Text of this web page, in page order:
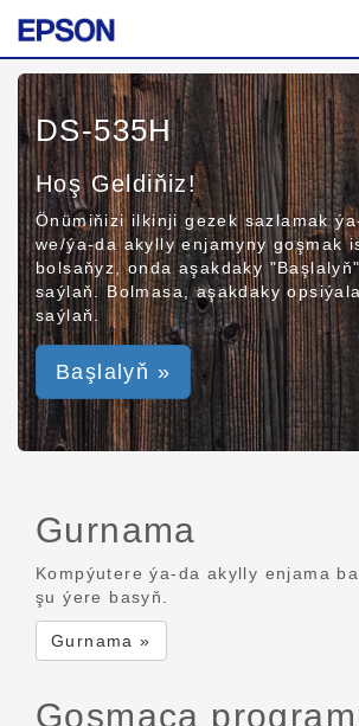
DS-535H
Hoş Geldiňiz!
Önümiňizi ilkinji gezek sazlamak
we/ýa-da akylly enjamyny goşmak
bolsaňyz, onda aşakdaky
saýlaň. Bolmasa, aşakdaky
saýlaň.
Başlalyň »
Gurnama
Kompýutere ýa-da akylly enjama
şu ýere basyň.
Gurnama »
Goşmaça